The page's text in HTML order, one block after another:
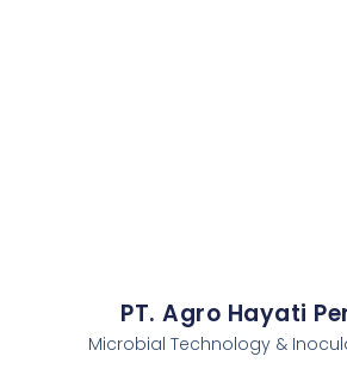
PT. Agro Hayati
Microbial Technology &